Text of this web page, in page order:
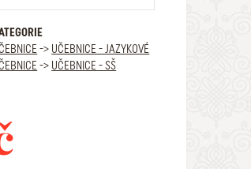
-> UČEBNICE - JAZYKOVÉ
-> UČEBNICE - SŠ